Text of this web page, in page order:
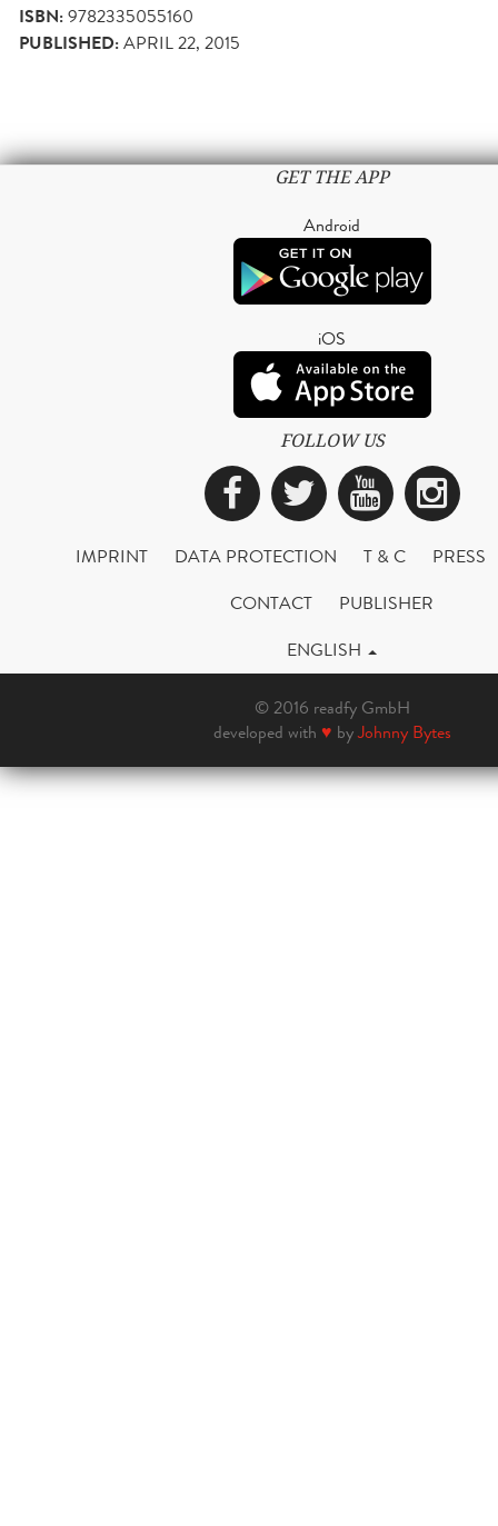
ISBN:9782335055160
PUBLISHED:APRIL 22, 2015
GET THE APP
Android
iOS
FOLLOW US
Facebook
Twitter
IMPRINT DATA PROTECTION T & C
PRESS
CONTACT
PUBLISHER
ENGLISH
© 2016 readfy GmbH
developed with ♥ byJohnny Bytes